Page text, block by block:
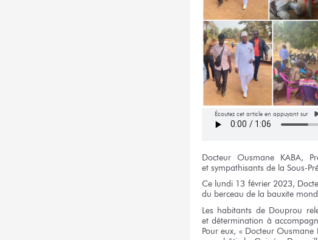
Écoutez cet article en appuyant sur
Docteur Ousmane KABA,
et sympathisants de la Sous-
Ce lundi 13 février2023,
du berceau de la bauxite
Les habitants de Douprou
et détermination à
Pour eux, « DocteurOusmane